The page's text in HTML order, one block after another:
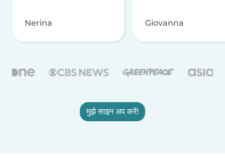
Nerina Giovanna
मुझे साइन अप करें!